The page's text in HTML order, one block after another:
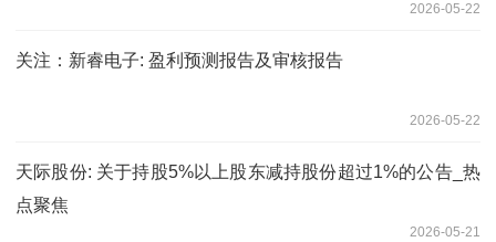
2026-05-22
关注：新睿电子: 盈利预测报告及审核报告
2026-05-22
天际股份: 关于持股5%以上股东减持股份超过1%的公告_热
点聚焦
2026-05-21